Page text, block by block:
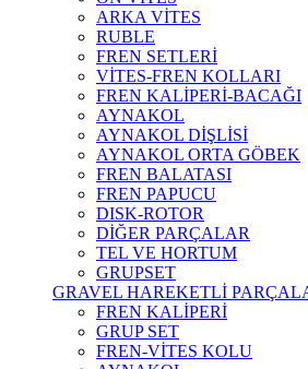
ARKA VİTES
RUBLE
FREN SETLERİ
VİTES-FREN KOLLARI
FREN KALİPERİ-BACAĞI
AYNAKOL
AYNAKOL DİŞLİSİ
AYNAKOL ORTA GÖBEK
FREN BALATASI
FREN PAPUCU
DISK-ROTOR
DİĞER PARÇALAR
TEL VE HORTUM
GRUPSET
GRAVEL HAREKETLİ
FREN KALİPERİ
GRUP SET
FREN-VİTES KOLU